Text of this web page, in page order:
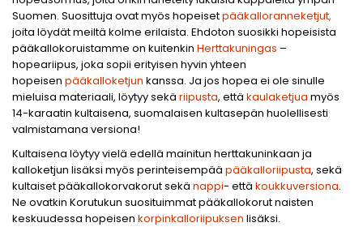
Suomen. Suosittuja ovat myös hopeisetpääkalloranneketjut,
joita löydät meiltä kolme erilaista. Ehdoton suosikki hopeisista
pääkallokoruistamme on kuitenkin Herttakuningas –
hopeariipus, joka sopii erityisen hyvin yhteen
hopeisen pääkalloketjun kanssa. Ja jos hopea ei ole sinulle
mieluisa materiaali, löytyy sekä riipusta, että kaulaketjua myös
14-karaatin kultaisena, suomalaisen kultasepän huolellisesti
valmistamana versiona!
Kultaisena löytyy vielä edellä mainitun herttakuninkaan ja
kalloketjun lisäksi myös perinteisempää pääkalloriipusta, sekä
kultaiset pääkallokorvakorut sekä nappi- että koukkuversiona.
Ne ovatkin Korutukun suosituimmat pääkallokorut naisten
keskuudessa hopeisen korpinkalloriipuksen lisäksi.